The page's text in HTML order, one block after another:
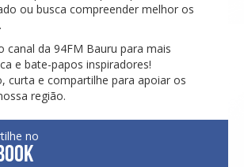
ou busca compreender melhor os
canal da 94FM Bauru para mais
e bate-papos inspiradores!
curta e compartilhe para apoiar os
região.
no